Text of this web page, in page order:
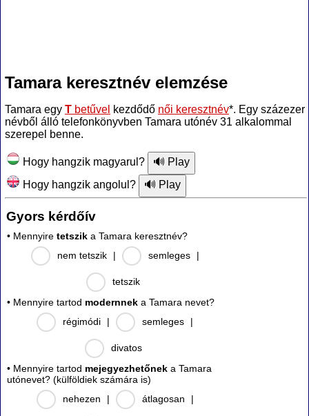
Tamara keresztnév elemzése
Tamara egy T betűvel kezdődő női keresztnév*. Egy százezer
névből álló telefonkönyvben Tamara utónév 31 alkalommal
szerepel benne.
Hogy hangzik magyarul?
Hogy hangzik angolul?
Gyors kérdőív
• Mennyire tetszik a Tamara keresztnév?
nem tetszik
| semleges |
tetszik
• Mennyire tartod modernnek a Tamara nevet?
régimódi
| semleges |
divatos
• Mennyire tartod mejegyezhetőnek a Tamara
utónevet? (külföldiek számára is)
nehezen
| átlagosan |